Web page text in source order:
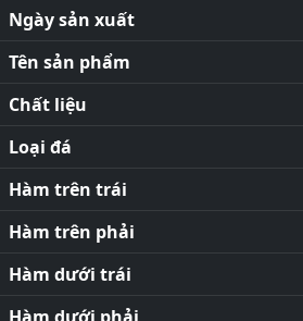
Ngày sản xuất
Tên sản phẩm
Chất liệu
Loại đá
Hàm trên trái
Hàm trên phải
Hàm dưới trái